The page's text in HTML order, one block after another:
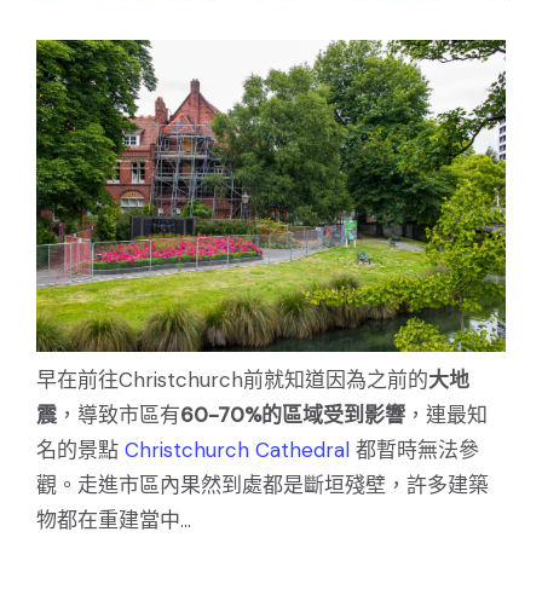
早在前往Christchurch前就知道因為之前的大地
震 ，導致市區有60-70%的區域受到影響 ，連最知
名的景點 Christchurch Cathedral 都暫時無法參
觀。走進市區內果然到處都是斷垣殘壁，許多建築
物都在重建當中...